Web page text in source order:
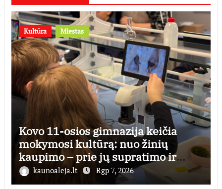
Kultūra Miestas
Kovo 11-osios gimnazija keičia
mokymosi kultūrą: nuo žinių
kaupimo – prie jų supratimo ir
taikymo
kaunoaleja.lt Rgp 7, 2026